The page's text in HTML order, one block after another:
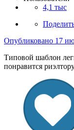
4,1 тыс
Опубликовано 17
Типовой шаблон
понравится